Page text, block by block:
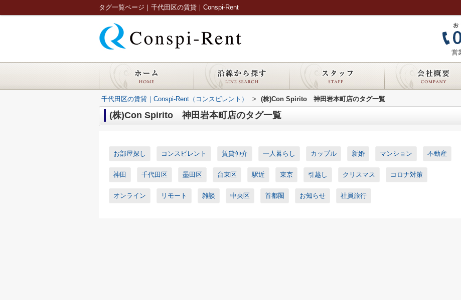
タグ一覧ページ｜千代田区の賃貸｜Conspi-Rent
営
千代田区の賃貸｜Conspi-Rent（コンスピレント） > (株)Con Spirito 神田岩本町店のタグ一覧
(株)Con Spirito 神田岩本町店のタグ一覧
お部屋探し コンスピレント 賃貸仲介 一人暮らし カップル 新婚 マンション 不動産
神田 千代田区 墨田区 台東区 駅近 東京 引越し クリスマス コロナ対策
オンライン リモート 雑談 中央区 首都圏 お知らせ 社員旅行